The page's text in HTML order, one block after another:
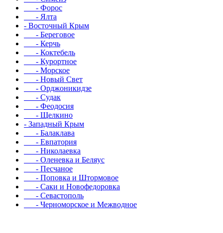
- Форос
- Ялта
- Восточный Крым
- Береговое
- Керчь
- Коктебель
- Курортное
- Морское
- Новый Свет
- Орджоникидзе
- Судак
- Феодосия
- Щелкино
- Западный Крым
- Балаклава
- Евпатория
- Николаевка
- Оленевка и Беляус
- Песчаное
- Поповка и Штормовое
- Саки и Новофедоровка
- Севастополь
- Черноморское и Межводное